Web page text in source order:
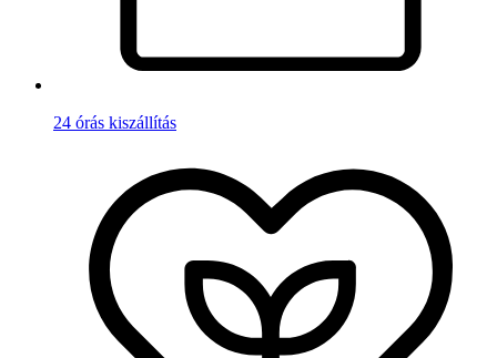
24 órás kiszállítás